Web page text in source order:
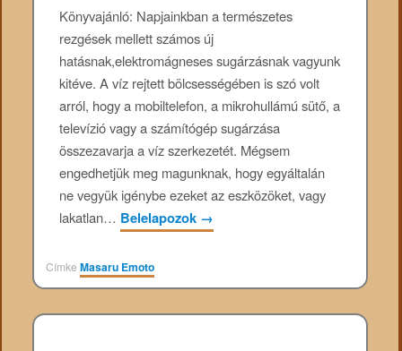
Könyvajánló: Napjainkban a természetes
rezgések mellett számos új
hatásnak,elektromágneses sugárzásnak vagyunk
kitéve. A víz rejtett bölcsességében is szó volt
arról, hogy a mobiltelefon, a mikrohullámú sütő, a
televízió vagy a számítógép sugárzása
összezavarja a víz szerkezetét. Mégsem
engedhetjük meg magunknak, hogy egyáltalán
ne vegyük igénybe ezeket az eszközöket, vagy
lakatlan… Belelapozok →
CímkeMasaru Emoto